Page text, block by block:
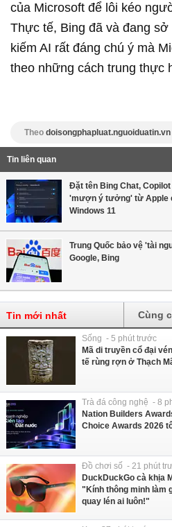
của Microsoft để lôi kéo
Thực tế, Bing đã và đang
kiếm AI rất đáng chú ý mà
theo những cách trung thực
Theo doisongphapluat.nguoiduatin.vn
Tin liên quan
Đặt tên Bing Chat,
'mượn ý tưởng' từ Apple
Windows 11
Trung Quốc bảo vệ 'tài
Google, Bing
Tin mới nhất Cùng
Sống - 5 phút trước
Mã di truyền cổ đại
tế rùng rợn ở Thạch
Trà đá công nghệ - 8
Nation Builders
Choice Awards 2026
Đồ chơi số - 21 phút
DuckDuckGo cà khịa
"Kính thông minh làm
quay lén ai luôn!"